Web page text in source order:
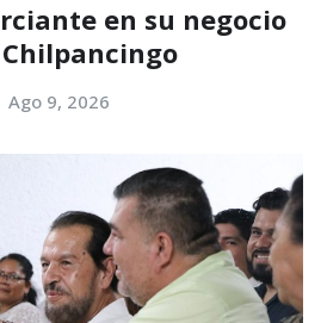
en su negocio
Ago 9, 2026